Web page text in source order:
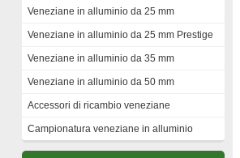
Veneziane in alluminio da 25 mm
Veneziane in alluminio da 25 mm Prestige
Veneziane in alluminio da 35 mm
Veneziane in alluminio da 50 mm
Accessori di ricambio veneziane
Campionatura veneziane in alluminio